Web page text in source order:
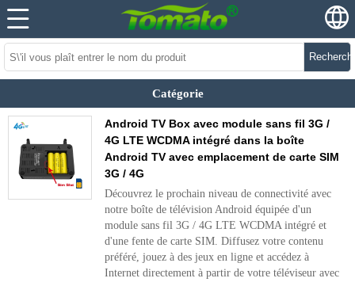
Catégorie
Android TV Box avec module sans fil 3G /
4G LTE WCDMA intégré dans la boîte
Android TV avec emplacement de carte SIM
3G / 4G
Découvrez le prochain niveau de connectivité avec
notre boîte de télévision Android équipée d'un
module sans fil 3G / 4G LTE WCDMA intégré et
d'une fente de carte SIM. Diffusez votre contenu
préféré, jouez à des jeux en ligne et accédez à
Internet directement à partir de votre téléviseur avec